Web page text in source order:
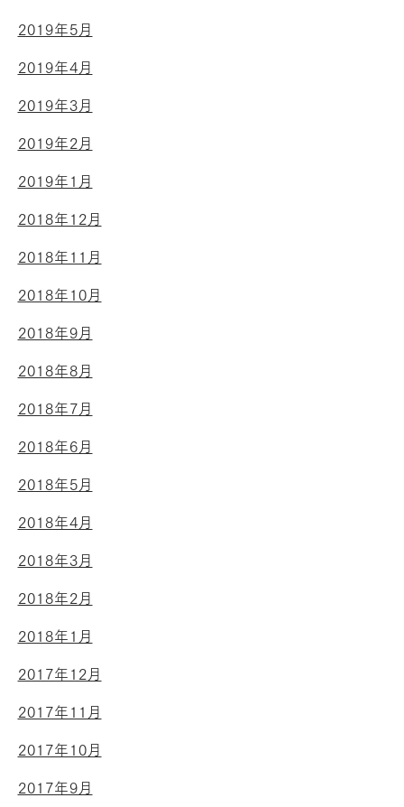
2019年5月
2019年4月
2019年3月
2019年2月
2019年1月
2018年12月
2018年11月
2018年10月
2018年9月
2018年8月
2018年7月
2018年6月
2018年5月
2018年4月
2018年3月
2018年2月
2018年1月
2017年12月
2017年11月
2017年10月
2017年9月